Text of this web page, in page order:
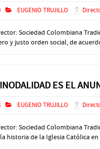
EUGENIO TRUJILLO
Sociedad Colombiana
y justo orden social, de
ES EL
EUGENIO TRUJILLO
Sociedad Colombiana
historia de la Iglesia Católica